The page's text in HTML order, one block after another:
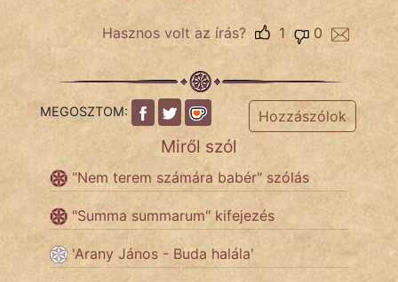
FILM
ÉLETMÓD
MAGYARSÁG
Hasznos volt az írás? 0
1
MEGOSZTOM: Hozzászólok
Miről szól
"Nem terem számára babér" szólás
"Summa summarum" kifejezés
'Arany János - Buda halála'